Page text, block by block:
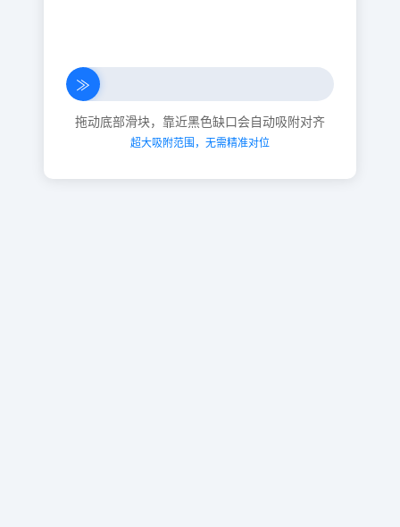
≫
拖动底部滑块，靠近黑色缺口会自动吸附对齐
超大吸附范围，无需精准对位